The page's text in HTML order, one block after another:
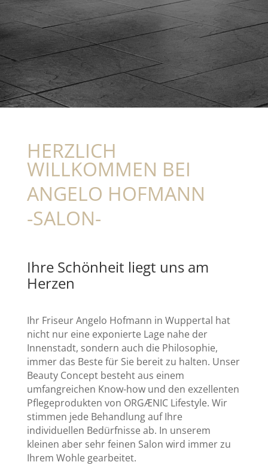
HERZLICH
WILLKOMMEN BEI
ANGELO HOFMANN
-SALON-
Ihre Schönheit liegt uns am
Herzen
Ihr Friseur Angelo Hofmann in Wuppertal hat
nicht nur eine exponierte Lage nahe der
Innenstadt, sondern auch die Philosophie,
immer das Beste für Sie bereit zu halten. Unser
Beauty Concept besteht aus einem
umfangreichen Know-how und den exzellenten
Pflegeprodukten von ORGÆNIC Lifestyle. Wir
stimmen jede Behandlung auf Ihre
individuellen Bedürfnisse ab. In unserem
kleinen aber sehr feinen Salon wird immer zu
Ihrem Wohle gearbeitet.